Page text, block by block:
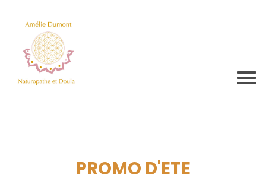
PROMO D'ETE